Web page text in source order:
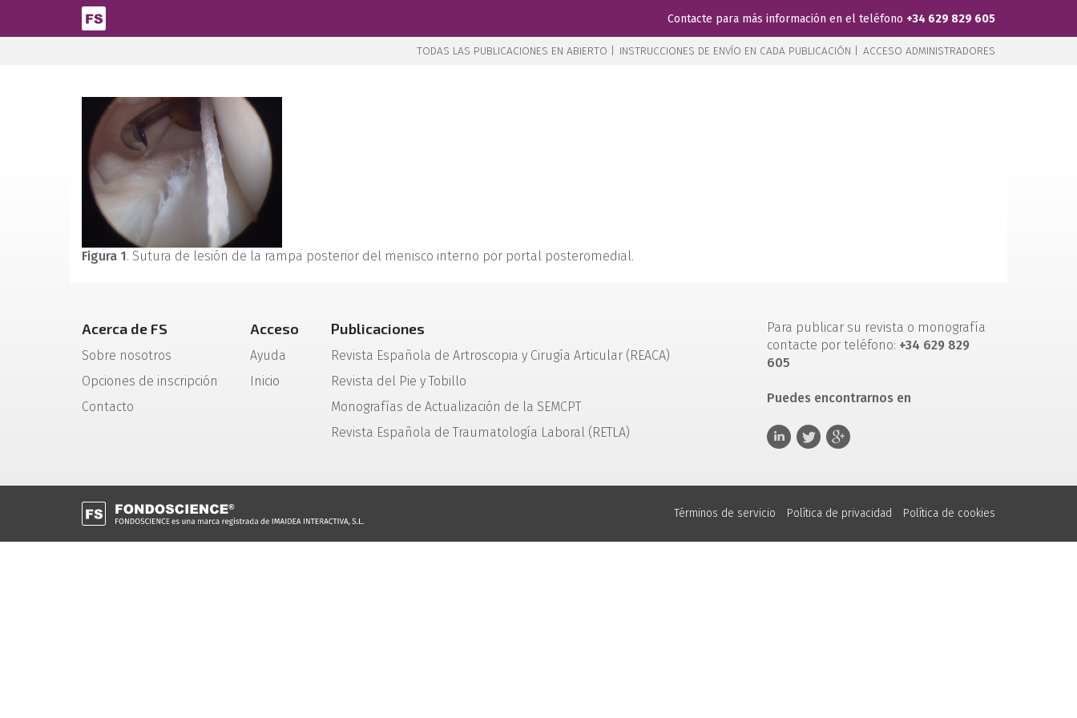
Pasar al contenido principal
Contacte para más información en el teléfono +34 629 829 605
TODAS LAS PUBLICACIONES EN ABIERTO | INSTRUCCIONES DE ENVÍO EN CADA PUBLICACIÓN | ACCESO ADMINISTRADORES
Figura 1. Sutura de lesión de la rampa posterior del menisco interno por portal posteromedial.
Acerca de FS
Sobre nosotros
Opciones de inscripción
Contacto
Acceso
Ayuda
Inicio
Publicaciones
Revista Española de Artroscopia y Cirugía Articular (REACA)
Revista del Pie y Tobillo
Monografías de Actualización de la SEMCPT
Revista Española de Traumatología Laboral (RETLA)
Para publicar su revista o monografía
contacte por teléfono: +34 629 829
605
Puedes encontrarnos en
Términos de servicio Política de privacidad Política de cookies